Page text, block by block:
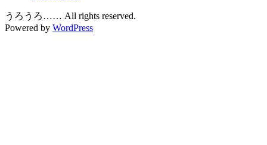
うろうろ…… All rights reserved.
Powered by WordPress